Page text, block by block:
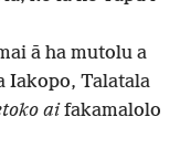
ā ha mutolu a
Iakopo, Talatala
aifakamalolo